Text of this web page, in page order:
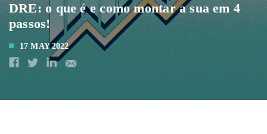
DRE: o que é e como montar a sua em 4
passos!
17 MAY 2022